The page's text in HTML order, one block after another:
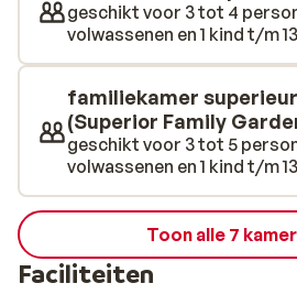
te maken van de heerlijke spa of
het zusterhotel. Ben je liever wat
kan tijdens een potje tennis, mini
beachvolley. Dit hotel is een
welverdiende vakantie. Ben je al
geschikt voor 3 tot 4
volwassenen en 1 kind t/m
familiekamer
(Superior Family
geschikt voor 3 tot 5
volwassenen en 1 kind t/m
Toon alle 7
Faciliteiten